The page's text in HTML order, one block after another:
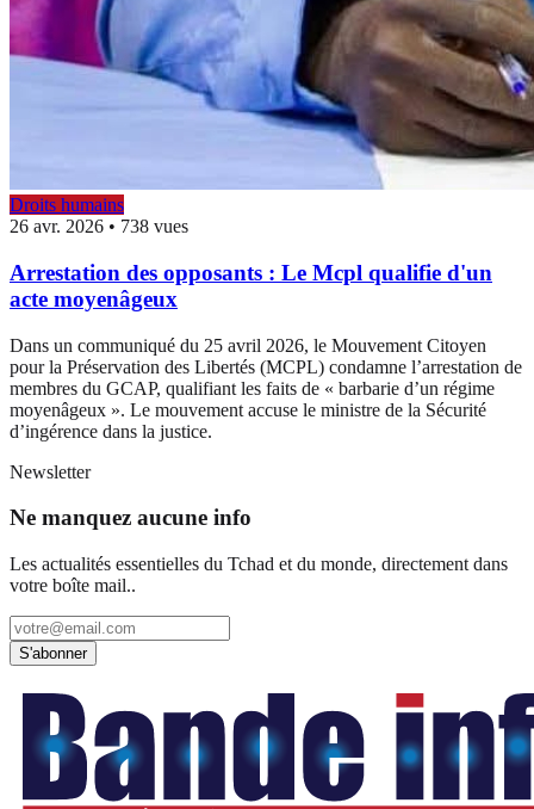
Droits humains
26 avr. 2026 • 738 vues
Arrestation des opposants : Le Mcpl qualifie d'un
acte moyenâgeux
Dans un communiqué du 25 avril 2026, le Mouvement Citoyen
pour la Préservation des Libertés (MCPL) condamne l’arrestation de
membres du GCAP, qualifiant les faits de « barbarie d’un régime
moyenâgeux ». Le mouvement accuse le ministre de la Sécurité
d’ingérence dans la justice.
Newsletter
Ne manquez aucune info
Les actualités essentielles du Tchad et du monde, directement dans
votre boîte mail..
S'abonner